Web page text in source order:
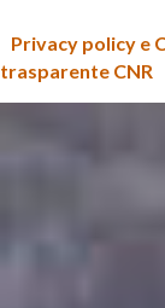
Privacy policy e
trasparente CNR